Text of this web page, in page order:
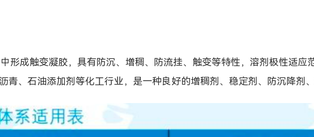
形成触变凝胶，具有防沉、 増稠、防流挂、触变等特性，溶剂极性适应
、石油添加剂等化工行业，是一种良好的増稠剂、稳定剂、防沉降剂、